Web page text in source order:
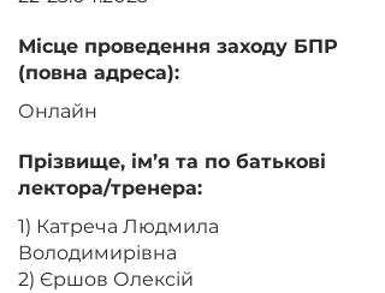
Місце проведення заходу БПР
(повна адреса):
Онлайн
Прізвище, ім’я та по батькові
лектора/тренера:
1) Катреча Людмила
Володимирівна
2) Єршов Олексій